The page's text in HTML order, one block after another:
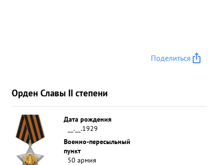
Поделиться
Орден Славы II степени
Дата рождения
__.__.1929
Военно-пересыльный
пункт
50 армия